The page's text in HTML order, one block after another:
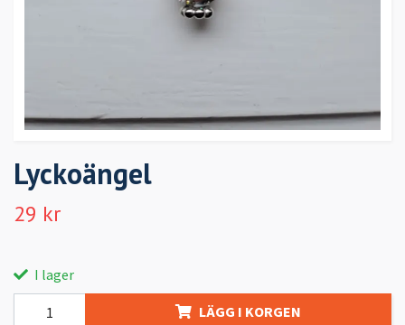
Lyckoängel
29 kr
I lager
LÄGG I KORGEN